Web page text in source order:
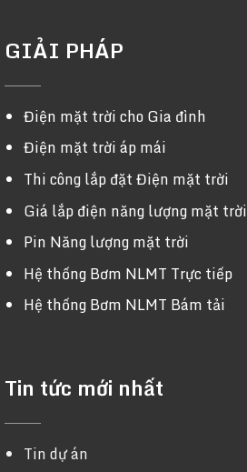
GIẢI PHÁP
Điện mặt trời cho Gia đình
Điện mặt trời áp mái
Thi công lắp đặt Điện mặt trời
Giá lắp điện năng lượng mặt trời
Pin Năng lượng mặt trời
Hệ thống Bơm NLMT Trực tiếp
Hệ thống Bơm NLMT Bám tải
Tin tức mới nhất
Tin dự án